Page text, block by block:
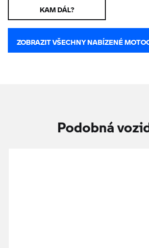
KAM DÁL?
ZOBRAZIT VŠECHNY NABÍZENÉ
Podobná